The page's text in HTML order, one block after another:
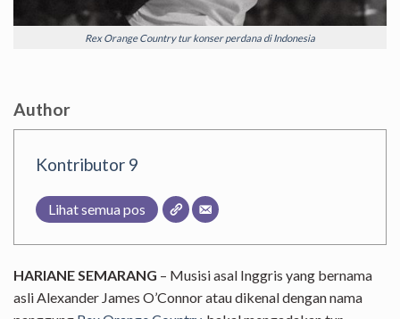
Rex Orange Country tur konser perdana di Indonesia
Author
Kontributor 9
Lihat semua pos
HARIANE SEMARANG – Musisi asal Inggris yang bernama
asli Alexander James O’Connor atau dikenal dengan nama